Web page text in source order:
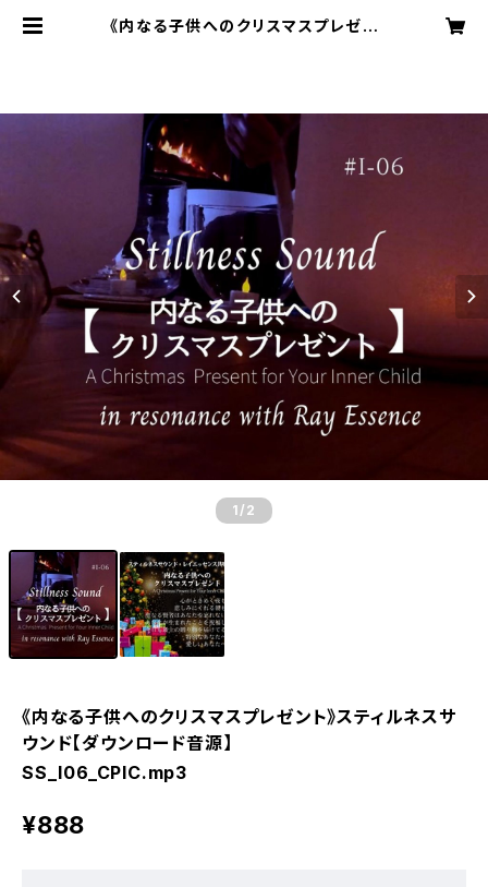
《内なる子供へのクリスマスプレゼン
1 /2
《内なる子供へのクリスマスプレゼント》スティルネスサ
ウンド【ダウンロード音源】
SS_I06_CPIC.mp3
¥888